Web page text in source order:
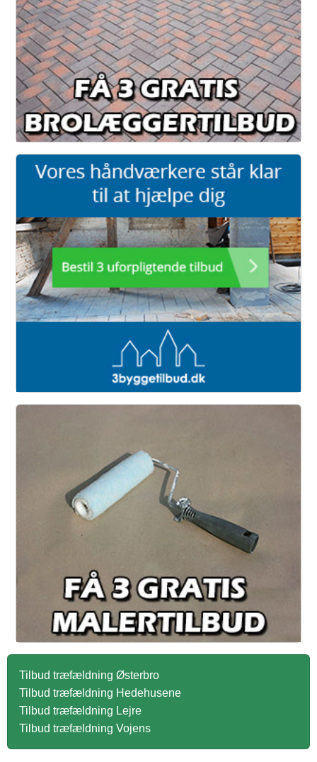
Tilbud træfældning Østerbro
Tilbud træfældning Hedehusene
Tilbud træfældning Lejre
Tilbud træfældning Vojens